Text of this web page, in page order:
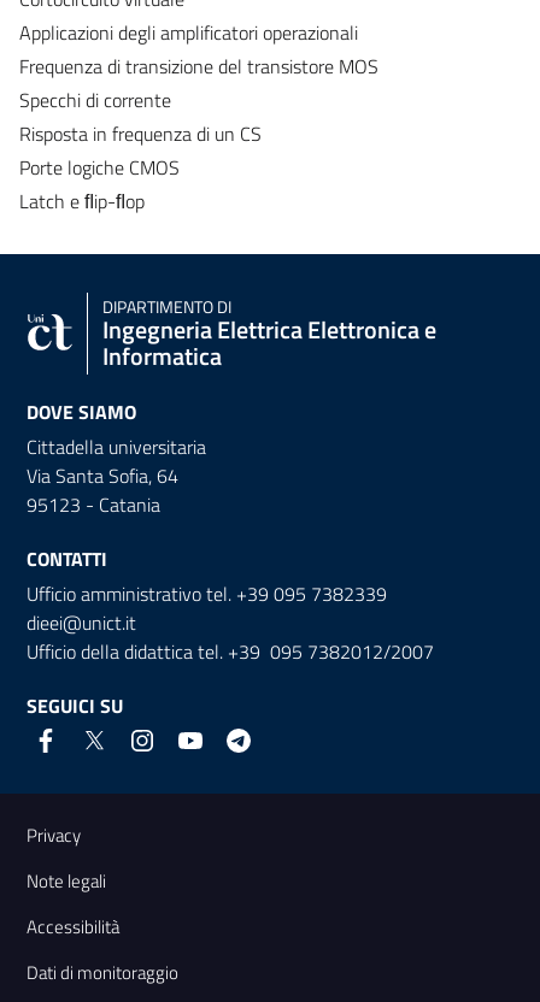
Applicazioni degli amplificatori operazionali
Frequenza di transizione del transistore MOS
Specchi di corrente
Risposta in frequenza di un CS
Porte logiche CMOS
Latch e ﬂip-ﬂop
DIPARTIMENTO DI
Ingegneria Elettrica Elettronica e
Informatica
DOVE SIAMO
Cittadella universitaria
Via Santa Sofia, 64
95123 - Catania
CONTATTI
Ufficio amministrativo tel. +39 095 7382339
dieei@unict.it
Ufficio della didattica tel. +39 095 7382012/2007
SEGUICI SU
Link e informazioni utili
Privacy
Note legali
Accessibilità
Dati di monitoraggio